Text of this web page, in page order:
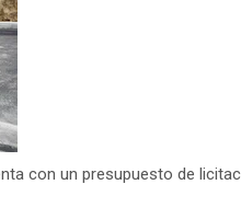
con un presupuesto de